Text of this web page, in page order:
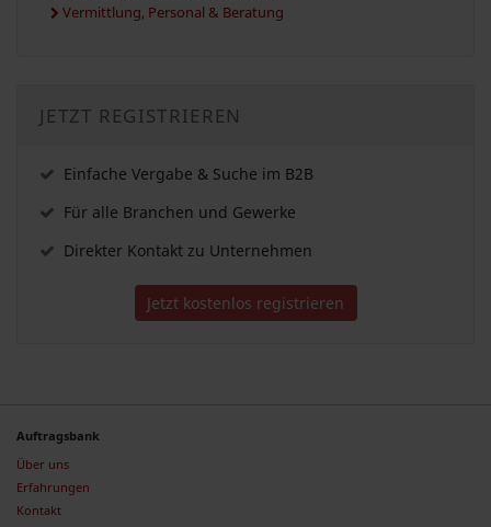
Vermittlung, Personal & Beratung
JETZT REGISTRIEREN
Einfache Vergabe & Suche im B2B
Für alle Branchen und Gewerke
Direkter Kontakt zu Unternehmen
Jetzt kostenlos registrieren
Auftragsbank
Über uns
Erfahrungen
Kontakt